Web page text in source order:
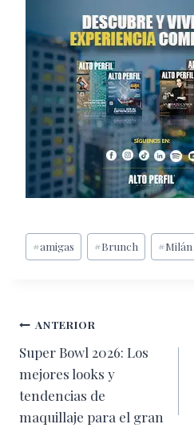
Etiquetas
de
#amigas #Brunch #Milán
Navegación
de
entradas
ANTERIOR
Super Bowl 2026: Los
mejores looks y
tendencias de
maquillaje para el gran